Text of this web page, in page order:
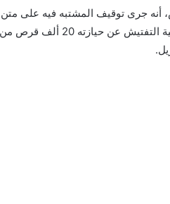
أنه جرى توقيف المشتبه فيه على